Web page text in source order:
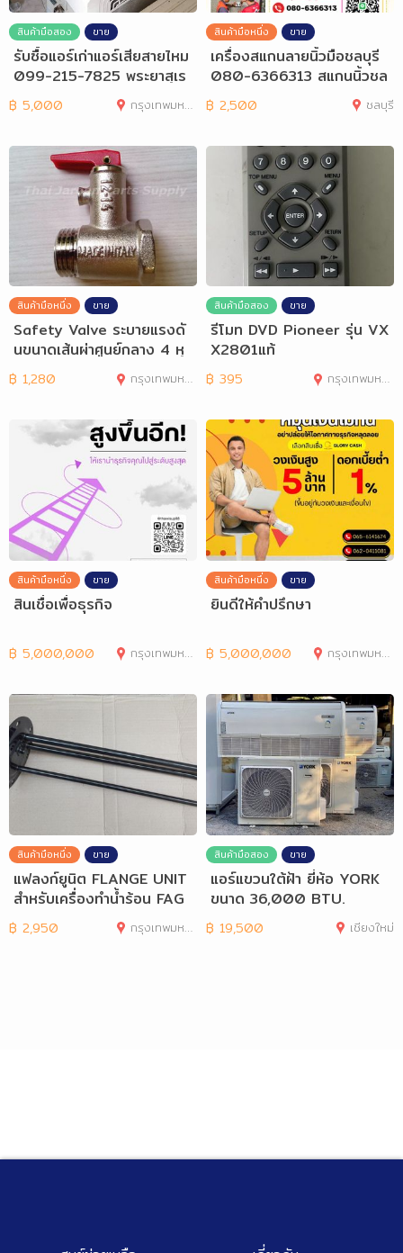
สินค้ามือสอง ขาย
รับซื้อแอร์เก่าแอร์เสียสายไหม
099-215-7825 พระยาสุเร
นทร์
฿ 5,000 กรุงเทพมหานคร
สินค้ามือหนึ่ง ขาย
เครื่องสแกนลายนิ้วมือชลบุรี
080-6366313 สแกนนิ้วชล
บุรี พัทยา
฿ 2,500 ชลบุรี
สินค้ามือหนึ่ง ขาย
Safety Valve ระบายแรงดั
นขนาดเส้นผ่าศูนย์กลาง 4 หุ
น, 6หุน
฿ 1,280 กรุงเทพมหานคร
สินค้ามือสอง ขาย
รีโมท DVD Pioneer รุ่น VX
X2801แท้
฿ 395 กรุงเทพมหานคร
สินค้ามือหนึ่ง ขาย
สินเชื่อเพื่อธุรกิจ
฿ 5,000,000 กรุงเทพมหานคร
สินค้ามือหนึ่ง ขาย
ยินดีให้คำปรึกษา
฿ 5,000,000 กรุงเทพมหานคร
สินค้ามือหนึ่ง ขาย
แฟลงก์ยูนิต FLANGE UNIT
สำหรับเครื่องทำน้ำร้อน FAG
OR
฿ 2,950 กรุงเทพมหานคร
สินค้ามือสอง ขาย
แอร์แขวนใต้ฝ้า ยี่ห้อ YORK
ขนาด 36,000 BTU.
฿ 19,500 เชียงใหม่